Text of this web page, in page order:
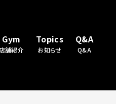
Gym
店舗紹介
Topics
お知らせ
Q&A
Q&A